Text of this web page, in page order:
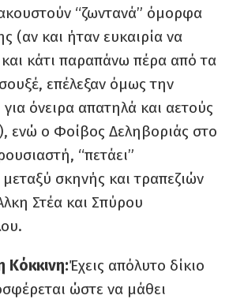
“ζωντανά” όμορφα
(αν και ήταν ευκαιρία να
κάτι παραπάνω πέρα από τα
επέλεξαν όμως την
όνειρα απατηλά και αετούς
ενώ ο Φοίβος Δεληβοριάς στο
“πετάει”
μεταξύ σκηνής και τραπεζιών
Στέα και Σπύρου
Κόκκινη:Έχεις απόλυτο δίκιο
ώστε να μάθει